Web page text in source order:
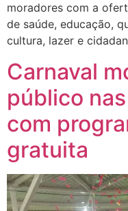
moradores com a
de saúde, educação,
cultura, lazer e
Carnaval
público
com
gratuita